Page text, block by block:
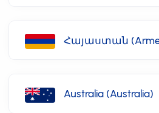
Հայաստան
Australia (Australia)